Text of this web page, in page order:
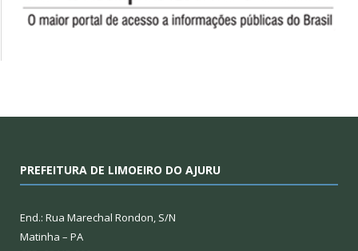
PREFEITURA DE LIMOEIRO DO AJURU
End.: Rua Marechal Rondon, S/N
Matinha – PA